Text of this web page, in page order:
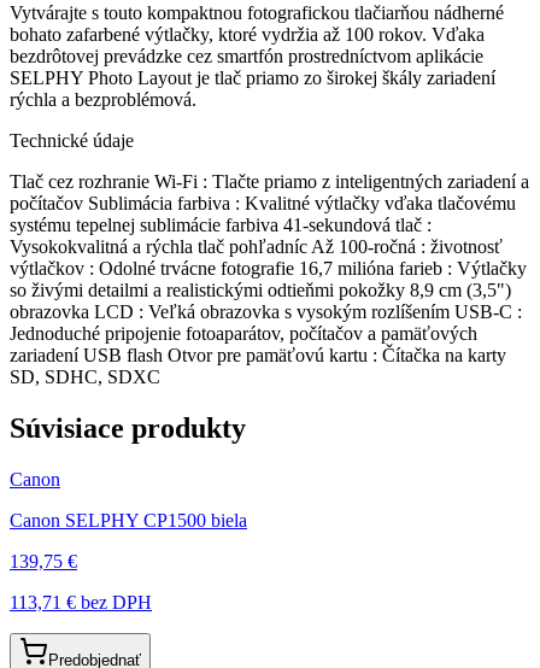
Vytvárajte s touto kompaktnou fotografickou tlačiarňou nádherné
bohato zafarbené výtlačky, ktoré vydržia až 100 rokov. Vďaka
bezdrôtovej prevádzke cez smartfón prostredníctvom aplikácie
SELPHY Photo Layout je tlač priamo zo širokej škály zariadení
rýchla a bezproblémová.
Technické údaje
Tlač cez rozhranie Wi-Fi : Tlačte priamo z inteligentných zariadení a
počítačov Sublimácia farbiva : Kvalitné výtlačky vďaka tlačovému
systému tepelnej sublimácie farbiva 41-sekundová tlač :
Vysokokvalitná a rýchla tlač pohľadníc Až 100-ročná : životnosť
výtlačkov : Odolné trvácne fotografie 16,7 milióna farieb : Výtlačky
so živými detailmi a realistickými odtieňmi pokožky 8,9 cm (3,5")
obrazovka LCD : Veľká obrazovka s vysokým rozlíšením USB-C :
Jednoduché pripojenie fotoaparátov, počítačov a pamäťových
zariadení USB flash Otvor pre pamäťovú kartu : Čítačka na karty
SD, SDHC, SDXC
Súvisiace produkty
Canon
Canon SELPHY CP1500 biela
139,75 €
113,71 € bez DPH
Predobjednať